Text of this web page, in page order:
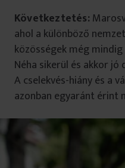
Következtetés:
ahol a különböző
közösségek még
Néha sikerül és akkor
A cselekvés-hiány és a
azonban egyaránt érint